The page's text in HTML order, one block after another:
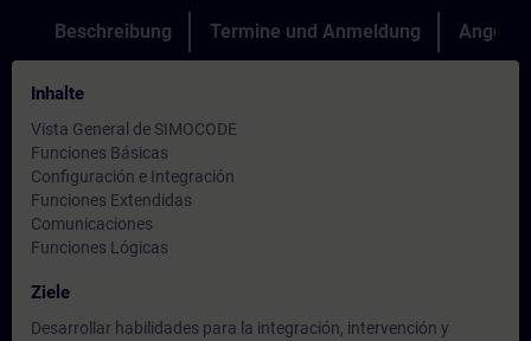
Beschreibung Termine und Anmeldung Angebot
Inhalte
Vista General de SIMOCODE
Funciones Básicas
Configuración e Integración
Funciones Extendidas
Comunicaciones
Funciones Lógicas
Ziele
Desarrollar habilidades para la integración, intervención y